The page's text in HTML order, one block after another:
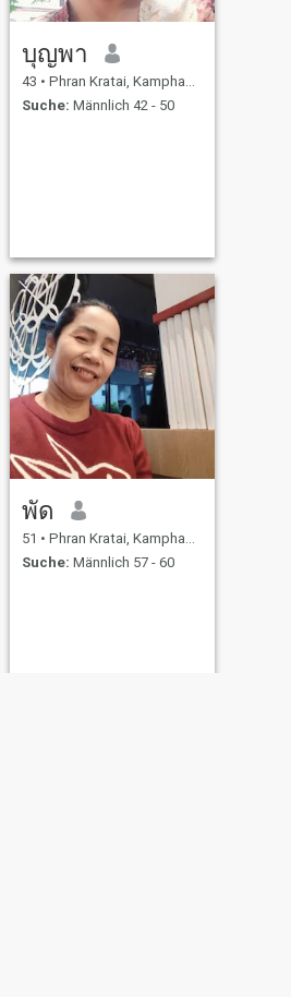
บุญพา
43 • Phran Kratai, Kamphaeng Phet, Thailand
Suche: Männlich 42 - 50
พัด
51 • Phran Kratai, Kamphaeng Phet, Thailand
Suche: Männlich 57 - 60